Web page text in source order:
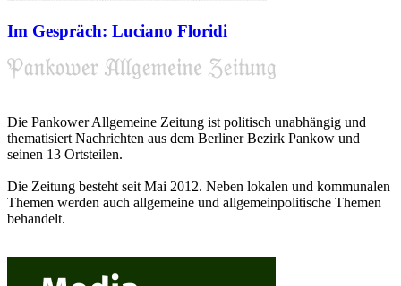
Im Gespräch: Luciano Floridi
Die Pankower Allgemeine Zeitung ist politisch unabhängig und
thematisiert Nachrichten aus dem Berliner Bezirk Pankow und
seinen 13 Ortsteilen.
Die Zeitung besteht seit Mai 2012. Neben lokalen und kommunalen
Themen werden auch allgemeine und allgemeinpolitische Themen
behandelt.